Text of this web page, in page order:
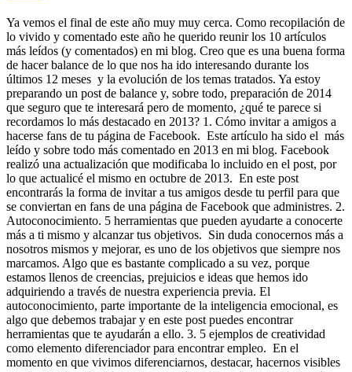
Ya vemos el final de este año muy muy cerca. Como recopilación de
lo vivido y comentado este año he querido reunir los 10 artículos
más leídos (y comentados) en mi blog. Creo que es una buena forma
de hacer balance de lo que nos ha ido interesando durante los
últimos 12 meses y la evolución de los temas tratados. Ya estoy
preparando un post de balance y, sobre todo, preparación de 2014
que seguro que te interesará pero de momento, ¿qué te parece si
recordamos lo más destacado en 2013? 1. Cómo invitar a amigos a
hacerse fans de tu página de Facebook. Este artículo ha sido el más
leído y sobre todo más comentado en 2013 en mi blog. Facebook
realizó una actualización que modificaba lo incluido en el post, por
lo que actualicé el mismo en octubre de 2013. En este post
encontrarás la forma de invitar a tus amigos desde tu perfil para que
se conviertan en fans de una página de Facebook que administres. 2.
Autoconocimiento. 5 herramientas que pueden ayudarte a conocerte
más a ti mismo y alcanzar tus objetivos. Sin duda conocernos más a
nosotros mismos y mejorar, es uno de los objetivos que siempre nos
marcamos. Algo que es bastante complicado a su vez, porque
estamos llenos de creencias, prejuicios e ideas que hemos ido
adquiriendo a través de nuestra experiencia previa. El
autoconocimiento, parte importante de la inteligencia emocional, es
algo que debemos trabajar y en este post puedes encontrar
herramientas que te ayudarán a ello. 3. 5 ejemplos de creatividad
como elemento diferenciador para encontrar empleo. En el
momento en que vivimos diferenciarnos, destacar, hacernos visibles